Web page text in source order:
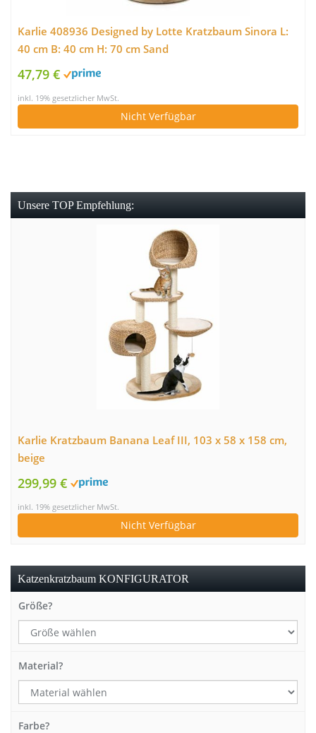
Karlie 408936 Designed by Lotte Kratzbaum Sinora L:
40 cm B: 40 cm H: 70 cm Sand
47,79 €
inkl. 19% gesetzlicher MwSt.
Nicht Verfügbar
Unsere TOP Empfehlung:
Karlie Kratzbaum Banana Leaf III, 103 x 58 x 158 cm,
beige
299,99 €
inkl. 19% gesetzlicher MwSt.
Nicht Verfügbar
Katzenkratzbaum KONFIGURATOR
Größe?
Material?
Farbe?